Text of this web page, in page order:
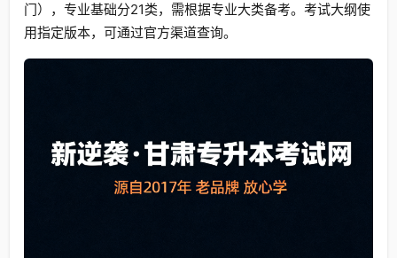
门），专业基础分21类，需根据专业大类备考。考试大纲使
用指定版本，可通过官方渠道查询。